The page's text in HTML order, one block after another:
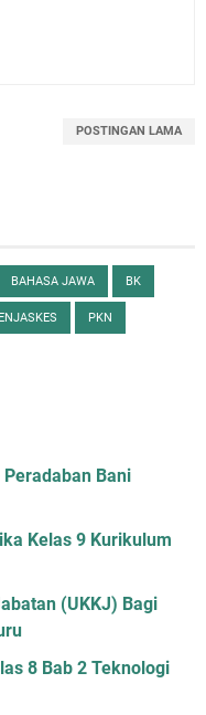
POSTINGAN LAMA
BAHASA JAWA BK
PKN
Bani
Kelas 9 Kurikulum
(UKKJ) Bagi
8 Bab 2 Teknologi